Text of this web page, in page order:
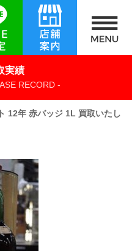
実績
RECORD -
12年 赤バッジ 1L 買取いたし